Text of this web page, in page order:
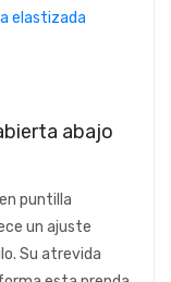
abajo
puntilla
un ajuste
Su atrevida